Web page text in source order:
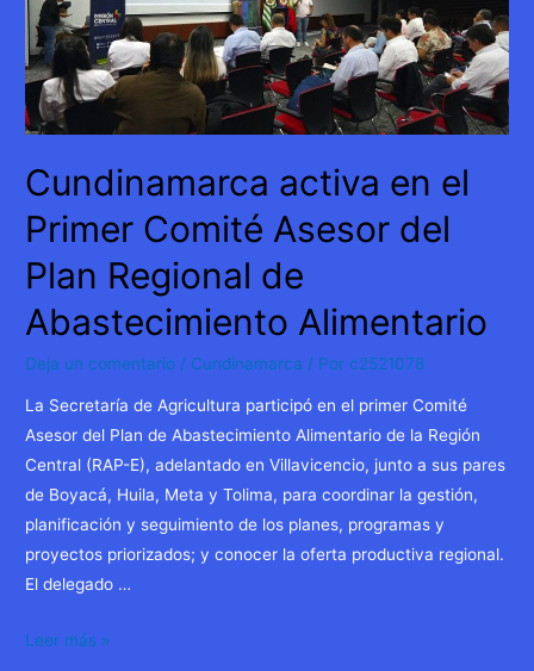
Cundinamarca activa en el
Primer Comité Asesor del
Plan Regional de
Abastecimiento Alimentario
Deja un comentario / Cundinamarca / Por c2521078
La Secretaría de Agricultura participó en el primer Comité
Asesor del Plan de Abastecimiento Alimentario de la Región
Central (RAP-E), adelantado en Villavicencio, junto a sus pares
de Boyacá, Huila, Meta y Tolima, para coordinar la gestión,
planificación y seguimiento de los planes, programas y
proyectos priorizados; y conocer la oferta productiva regional.
El delegado …
Cundinamarca
Leer más »